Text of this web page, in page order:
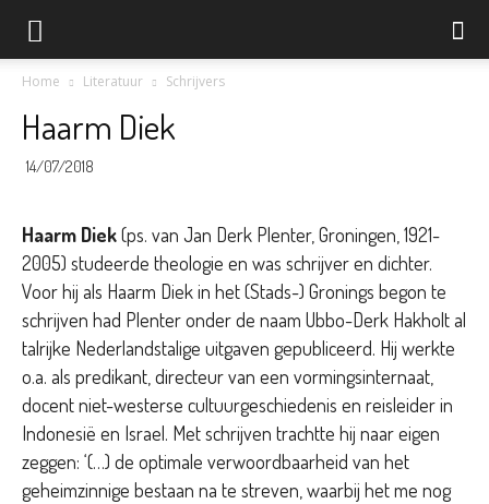
Home Literatuur Schrijvers
Haarm Diek
14/07/2018
Haarm Diek(ps. van Jan Derk Plenter, Groningen, 1921-
2005) studeerde theologie en was schrijver en dichter.
Voor hij als Haarm Diek in het (Stads-) Gronings begon te
schrijven had Plenter onder de naam Ubbo-Derk Hakholt al
talrijke Nederlandstalige uitgaven gepubliceerd. Hij werkte
o.a. als predikant, directeur van een vormingsinternaat,
docent niet-westerse cultuurgeschiedenis en reisleider in
Indonesië en Israel. Met schrijven trachtte hij naar eigen
zeggen: ‘(…) de optimale verwoordbaarheid van het
geheimzinnige bestaan na te streven, waarbij het me nog